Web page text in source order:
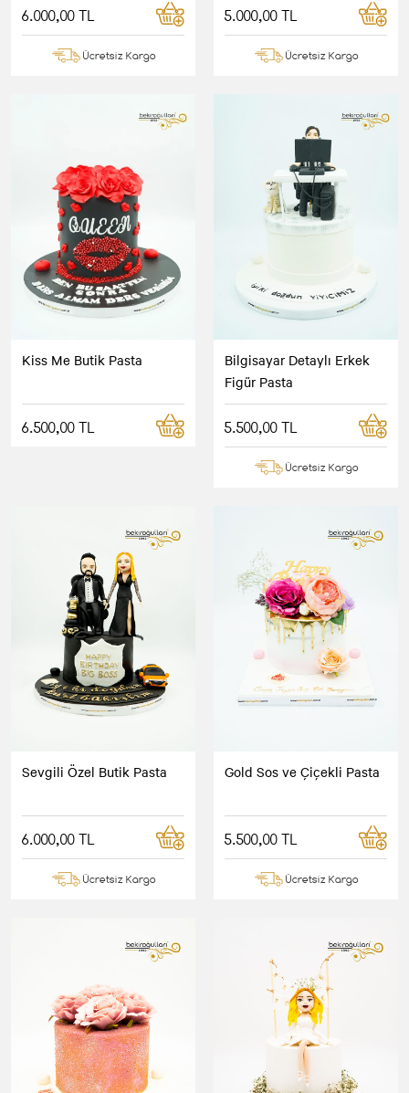
6.000,00 TL
Ücretsiz Kargo
5.000,00 TL
Ücretsiz Kargo
Kiss Me Butik Pasta
6.500,00 TL
Bilgisayar Detaylı Erkek
Figür Pasta
5.500,00 TL
Ücretsiz Kargo
Sevgili Özel Butik Pasta
6.000,00 TL
Ücretsiz Kargo
Gold Sos ve Çiçekli Pasta
5.500,00 TL
Ücretsiz Kargo